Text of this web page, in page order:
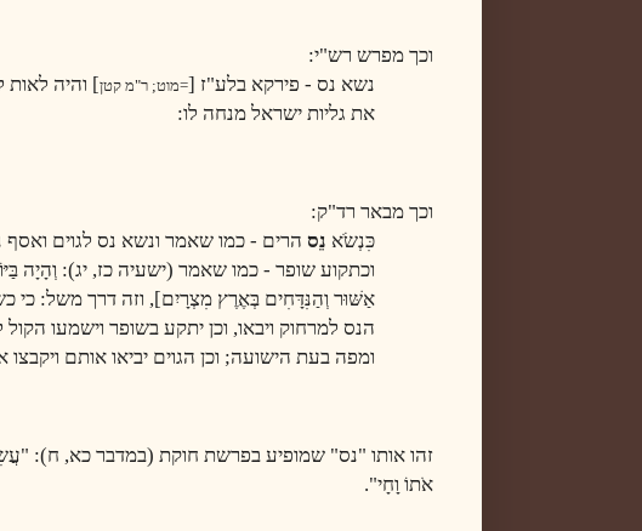
וכך מפרש רש"י:
נשא נס - פירקא בלע"ז [=מוט; ר"מ קטן] והיה לאות
את גליות ישראל מנחה לו:
וכך מבאר רד"ק:
כִּנְשֹׂא נֵס הרים - כמו שאמר ונשא נס לגוים ואסף
וכתקוע שופר - כמו שאמר (ישעיה כז, יג): וְהָיָה
אַשּׁוּר וְהַנִּדָּחִים בְּאֶרֶץ מִצְרָיִם], וזה דרך משל: כי
הנס למרחוק ויבאו, וכן יתקע בשופר וישמעו
ומפה בעת הישועה; וכן הגוים יביאו אותם
זהו אותו "נס" שמופיע בפרשת חוקת (במדבר כא, ח):
אֹתוֹ וָחָי".